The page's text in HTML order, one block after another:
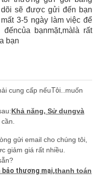
sẽ được gửi đến bạn
3-5 ngày làm việc để
đếncủa bạnmặt,mà là rất
bạn
cung cấp nếuTôi... muốn
Khả năng, Sử dụngvà
gửi email cho chúng tôi,
giảm giá rất nhiều.
bảo thương mại,thanh toán